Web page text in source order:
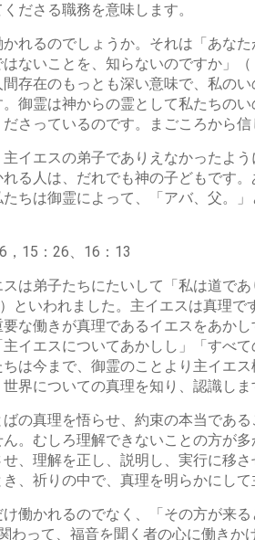
ださる職務を意味します。
れるのでしょうか。それは「あな
ないことを、知らないのですか」
存在のもっとも深い意味で、私の
御霊は神からの霊として私たちの
さっているのです。まごころから
イエスの弟子でありえなかったよ
る人は、だれでも神の子どもです
ちは御霊によって、「アバ、父。
15：26、16：13
は弟子たちにたいして「私は道で
といわれました。主イエスは真理
な働きが真理であるイエスをあか
イエスについてあかしし」「すべ
は今まで、御霊のことより主イエ
界についての真理を知り、認識し
の真理を悟らせ、約束の本当であ
。むしろ理解できないことの方が
、理解を正し、説明し、実行に移
、祈りの中で、真理を明らかにし
働かれるのでなく、「その方が来
わって、福音を聞く者の心に働き